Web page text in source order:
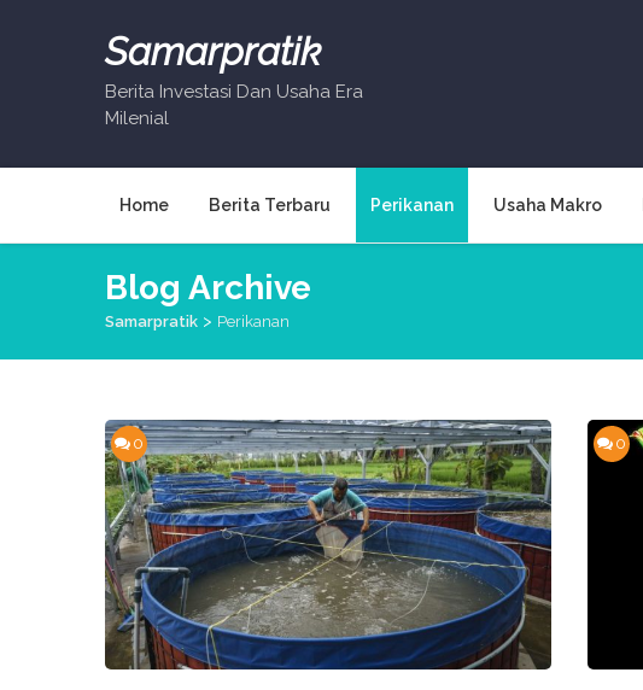
Samarpratik
Berita Investasi Dan Usaha Era
Milenial
Home Berita Terbaru Perikanan Usaha Makro
Blog Archive
Samarpratik > Perikanan
0 0